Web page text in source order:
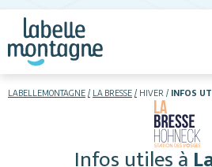
LABELLEMONTAGNE LA BRESSE HIVER INFOS
Infos utilesà